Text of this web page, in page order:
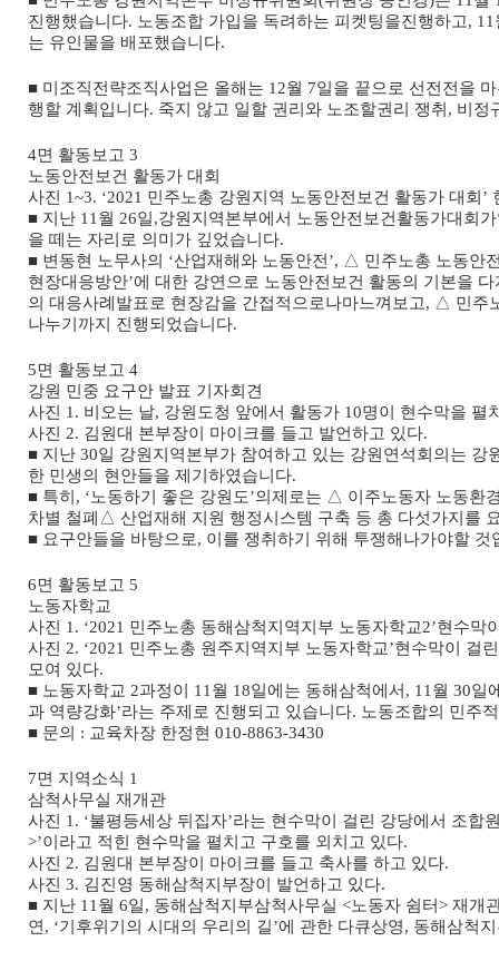
진행했습니다. 노동조합 가입을 독려하는 피켓팅을진행하고, 11
는 유인물을 배포했습니다.
■ 미조직전략조직사업은 올해는 12월 7일을 끝으로 선전전을
행할 계획입니다. 죽지 않고 일할 권리와 노조할권리 쟁취 , 비정
4면 활동보고 3
노동안전보건 활동가 대회
사진 1~3. ‘2021 민주노총 강원지역 노동안전보건 활동가 대회 ’
■ 지난 11 월 26일,강원지역본부에서 노동안전보건활동가대회
을 떼는 자리로 의미가 깊었습니다.
■ 변동현 노무사의 ‘산업재해와 노동안전 ’, △ 민주노총 노동안
현장대응방안’에 대한 강연으로 노동안전보건 활동의 기본을 다
의 대응사례발표로 현장감을 간접적으로나마느껴보고, △ 민주
나누기까지 진행되었습니다.
5면 활동보고 4
강원 민중 요구안 발표 기자회견
사진 1. 비오는 날, 강원도청 앞에서 활동가 10명이 현수막을 펼
사진 2. 김원대 본부장이 마이크를 들고 발언하고 있다.
■ 지난 30일 강원지역본부가 참여하고 있는 강원연석회의는 강
한 민생의 현안들을 제기하였습니다.
■ 특히 , ‘노동하기 좋은 강원도’의제로는 △ 이주노동자 노동환
차별 철폐 △ 산업재해 지원 행정시스템 구축 등 총 다섯가지를
■ 요구안들을 바탕으로, 이를 쟁취하기 위해 투쟁해나가야할 것
6면 활동보고 5
노동자학교
사진 1. ‘2021 민주노총 동해삼척지역지부 노동자학교2’현수막
사진 2. ‘2021 민주노총 원주지역지부 노동자학교’현수막이 걸
모여 있다.
■ 노동자학교 2과정이 11 월 18일에는 동해삼척에서 , 11 월 30일
과 역량강화’라는 주제로 진행되고 있습니다. 노동조합의 민주
■ 문의 : 교육차장 한정현 010-8863-3430
7면 지역소식 1
삼척사무실 재개관
사진 1. ‘불평등세상 뒤집자’라는 현수막이 걸린 강당에서 조합
>’이라고 적힌 현수막을 펼치고 구호를 외치고 있다.
사진 2. 김원대 본부장이 마이크를 들고 축사를 하고 있다.
사진 3. 김진영 동해삼척지부장이 발언하고 있다.
■ 지난 11 월 6일, 동해삼척지부삼척사무실 <노동자 쉼터> 재개
연 , ‘기후위기의 시대의 우리의 길’에 관한 다큐상영, 동해삼척